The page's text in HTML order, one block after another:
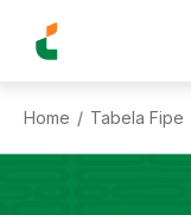
Home / Tabela Fipe